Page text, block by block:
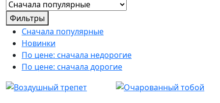
Фильтры
Сначала популярные
Новинки
По цене: сначала недорогие
По цене: сначала дорогие